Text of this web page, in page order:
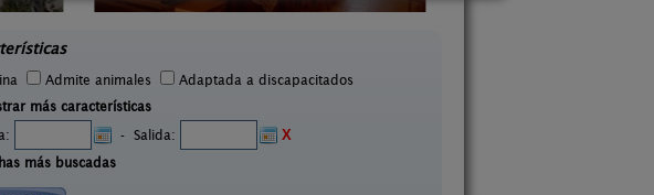
Admite animales
Adaptada a discapacitados
más características
- Salida:
X
más buscadas